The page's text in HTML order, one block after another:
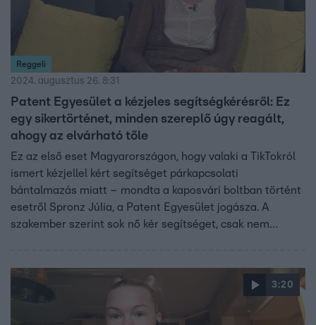
Reggeli
2024. augusztus 26. 8:31
Patent Egyesület a kézjeles segítségkérésről: Ez
egy sikertörténet, minden szereplő úgy reagált,
ahogy az elvárható tőle
Ez az első eset Magyarországon, hogy valaki a TikTokról
ismert kézjellel kért segítséget párkapcsolati
bántalmazás miatt – mondta a kaposvári boltban történt
esetről Spronz Júlia, a Patent Egyesület jogásza. A
szakember szerint sok nő kér segítséget, csak nem
3:20